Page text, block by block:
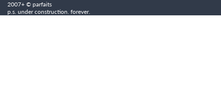
2007+ © parfaits
p.s. under construction. forever.